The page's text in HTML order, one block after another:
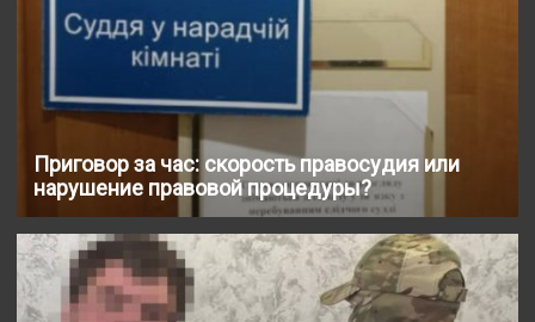
Приговор за час: скорость правосудия или
нарушение правовой процедуры?